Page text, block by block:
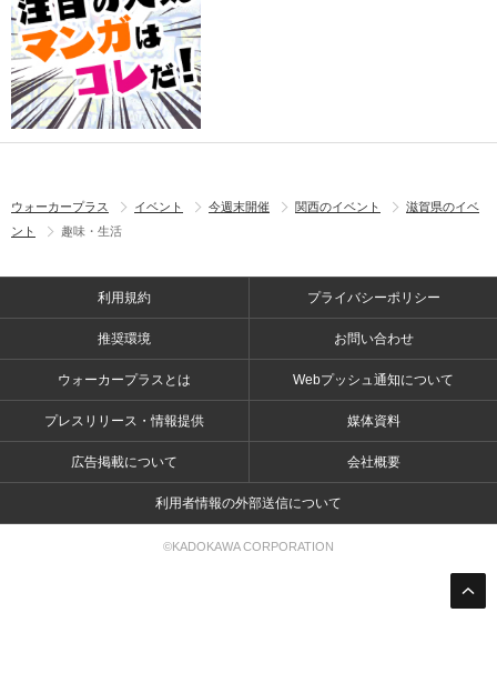
ウォーカープラス イベント 今週末開催 関西のイベント
滋賀県のイベ
ント
趣味・生活
利用規約 プライバシーポリシー
推奨環境 お問い合わせ
ウォーカープラスとは Webプッシュ通知について
プレスリリース・情報提供 媒体資料
広告掲載について 会社概要
利用者情報の外部送信について
©KADOKAWA CORPORATION